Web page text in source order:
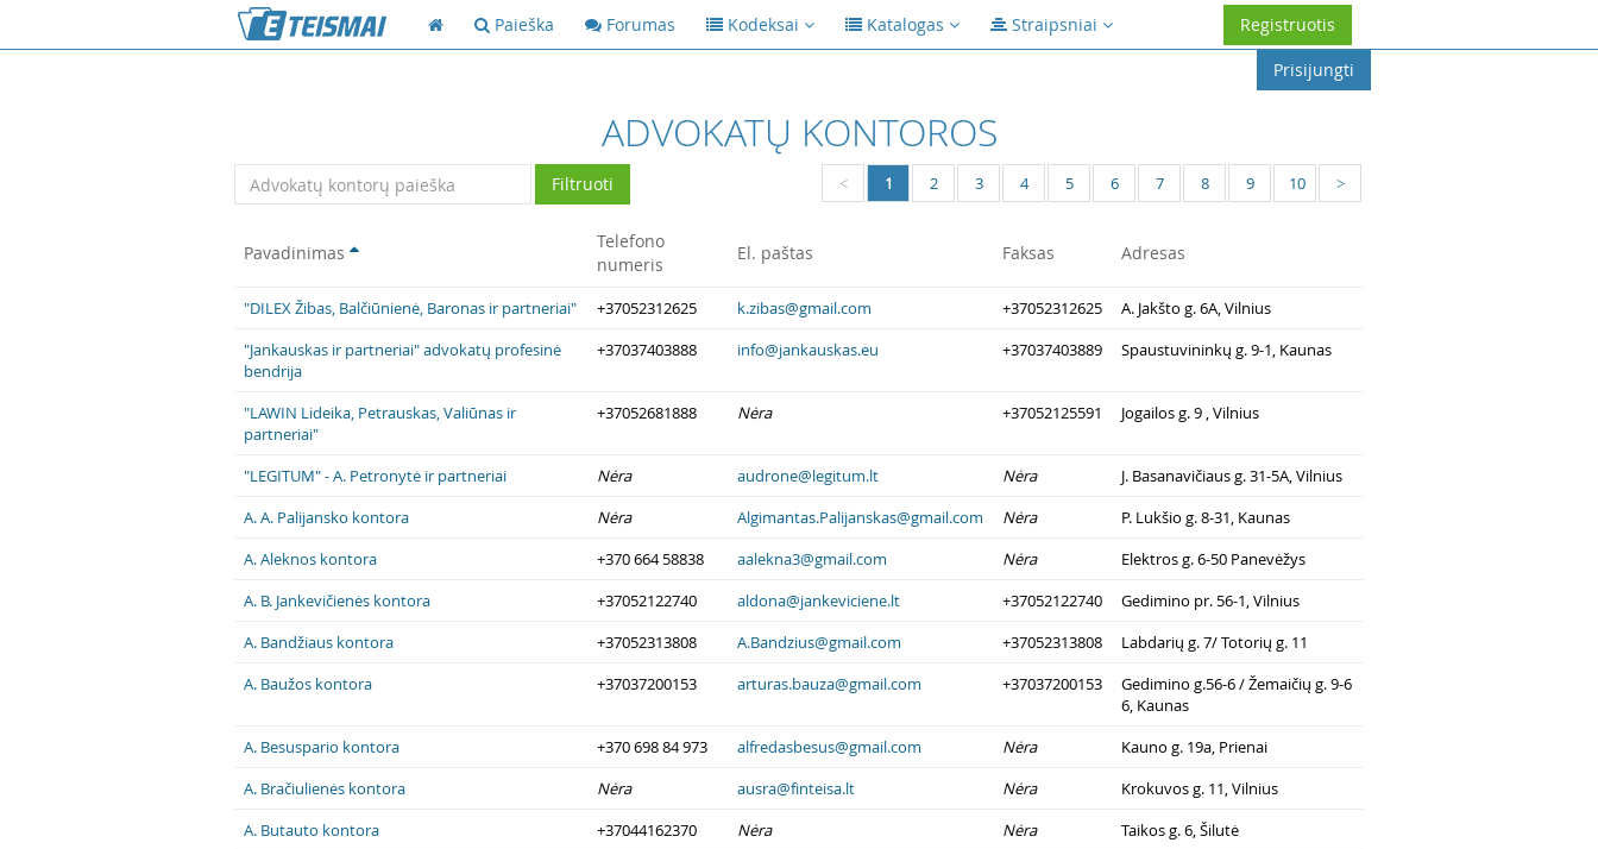
Paieška Forumas Kodeksai Katalogas Straipsniai
Registruotis
Prisijungti
ADVOKATŲ KONTOROS
Teisėjų
paieška
< 1 2 3 4 5 6 7 8 9 10 >
Pavadinimas
Telefono
numeris
El. paštas Faksas Adresas
"DILEX Žibas, Balčiūnienė, Baronas ir partneriai" +37052312625 k.zibas@gmail.com +37052312625
A. Jakšto g. 6A, Vilnius
"Jankauskas ir partneriai" advokatų profesinė
bendrija
+37037403888 info@jankauskas.eu +37037403889 Spaustuvininkų g. 9-1, Kaunas
"LAWIN Lideika, Petrauskas, Valiūnas ir
partneriai"
+37052681888 Nėra +37052125591 Jogailos g. 9 , Vilnius
"LEGITUM" - A. Petronytė ir partneriai Nėra audrone@legitum.lt Nėra
J. Basanavičiaus g. 31-5A, Vilnius
A. A. Palijansko kontora
Nėra Algimantas.Palijanskas@gmail.com Nėra
P. Lukšio g. 8-31, Kaunas
A. Aleknos kontora
+370 664 58838 aalekna3@gmail.com Nėra
Elektros g. 6-50 Panevėžys
A. B. Jankevičienės kontora
+37052122740 aldona@jankeviciene.lt +37052122740
Gedimino pr. 56-1, Vilnius
A. Bandžiaus kontora
+37052313808 A.Bandzius@gmail.com +37052313808
Labdarių g. 7/ Totorių g. 11
A. Baužos kontora
+37037200153 arturas.bauza@gmail.com +37037200153
Gedimino g.56-6 / Žemaičių g. 9-6
6, Kaunas
A. Besuspario kontora
+370 698 84 973 alfredasbesus@gmail.com Nėra
Kauno g. 19a, Prienai
A. Bračiulienės kontora
Nėra ausra@finteisa.lt Nėra
Krokuvos g. 11, Vilnius
A. Butauto kontora
+37044162370 Nėra Nėra
Taikos g. 6, Šilutė